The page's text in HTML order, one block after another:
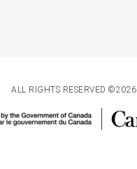
ALL RIGHTS RESERVED ©2026